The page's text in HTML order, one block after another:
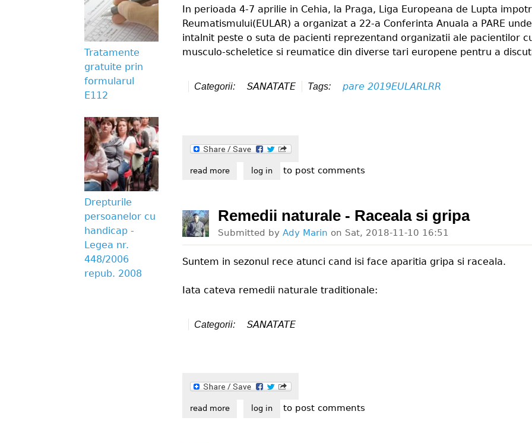
In perioada 4-7 aprilie in Cehia, la Praga, Liga Europeana de Lupta
Reumatismului(EULAR) a organizat a 22-a Conferinta Anuala a PARE
intalnit peste o suta de pacienti reprezentand organizatii ale pacientilor
musculo-scheletice si reumatice din diverse tari europene pentru a
Categorii: SANATATE Tags: pare 2019EULARLRR
read moreabout 22end eular annual european conference of pare
log in to post comments
Remedii naturale - Raceala si gripa
Submitted by Ady Marin on Sat, 2018-11-10 16:51
Suntem in sezonul rece atunci cand isi face aparitia gripa si raceala.
Iata cateva remedii naturale traditionale:
Categorii: SANATATE
read moreabout remedii naturale - raceala si gripa
log in to post comments
Tratamente
gratuite prin
formularul
E112
Drepturile
persoanelor cu
handicap -
Legea nr.
448/2006
repub. 2008